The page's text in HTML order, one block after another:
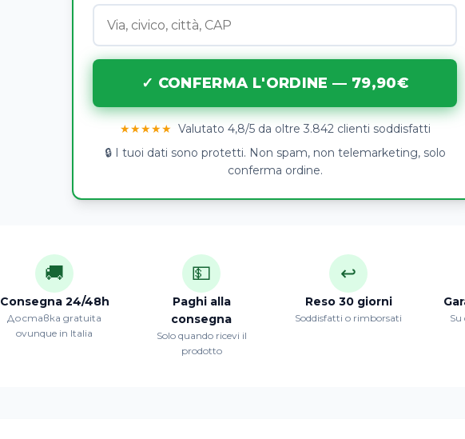
✓ CONFERMA L'ORDINE — 79,90€
★★★★★ Valutato 4,8/5 da oltre 3.842 clienti soddisfatti
🔒 I tuoi dati sono protetti. Non spam, non telemarketing, solo
conferma ordine.
🚚
Consegna 24/48h
Доставка gratuita
ovunque in Italia
💵
Paghi alla
consegna
Solo quando ricevi il
prodotto
↩️
Reso 30 giorni
Soddisfatti o rimborsati